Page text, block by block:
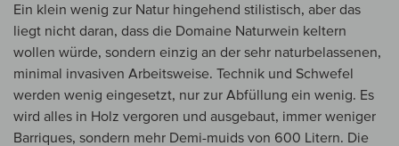
Ein klein wenig zur Natur hingehend stilistisch, aber das
liegt nicht daran, dass die Domaine Naturwein keltern
wollen würde, sondern einzig an der sehr naturbelassenen,
minimal invasiven Arbeitsweise. Technik und Schwefel
werden wenig eingesetzt, nur zur Abfüllung ein wenig. Es
wird alles in Holz vergoren und ausgebaut, immer weniger
Barriques, sondern mehr Demi-muids von 600 Litern. Die